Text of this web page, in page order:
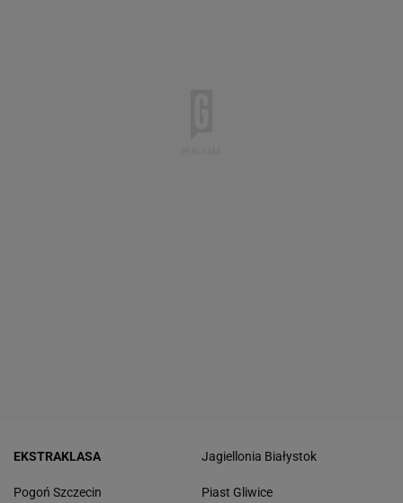
EKSTRAKLASA
Pogoń Szczecin
Jagiellonia Białystok
Piast Gliwice